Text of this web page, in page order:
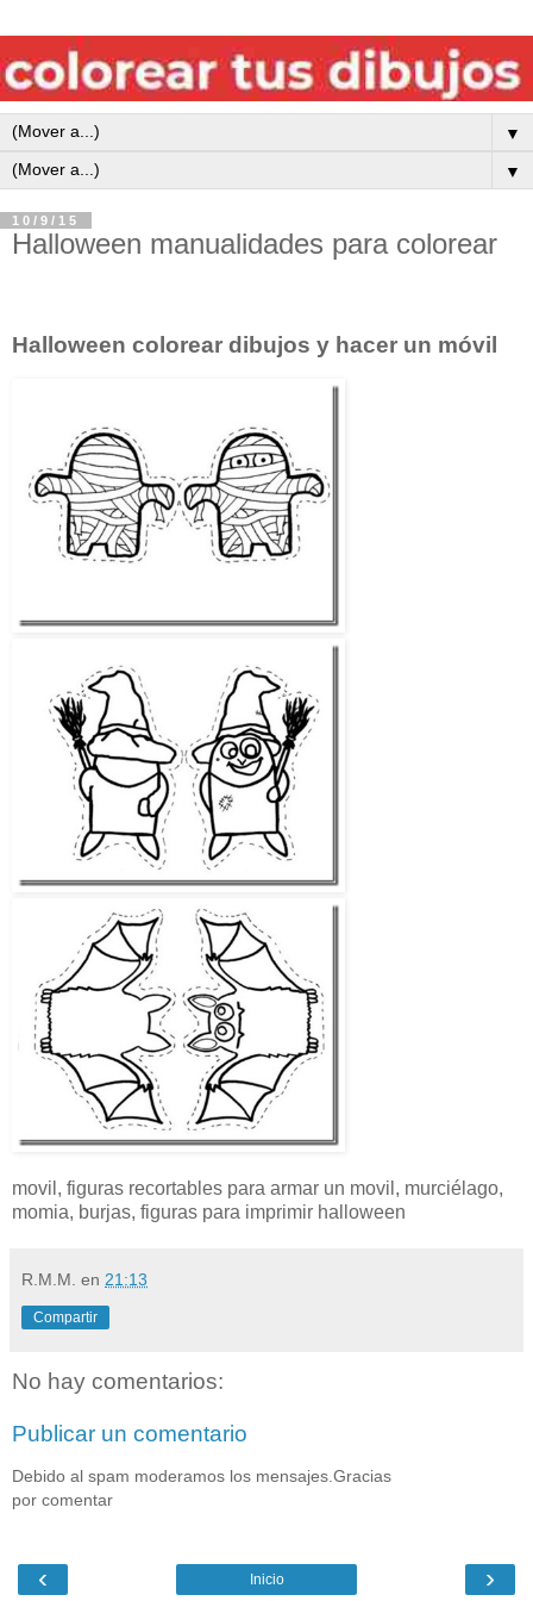
▼
▼
10/9/15
Halloween manualidades para colorear
Halloween colorear dibujos y hacer un móvil
movil, figuras recortables para armar un movil, murciélago,
momia, burjas, figuras para imprimir halloween
R.M.M. en 21:13
Compartir
No hay comentarios:
Publicar un comentario
Debido al spam moderamos los mensajes.Gracias
por comentar
‹ ›
Inicio